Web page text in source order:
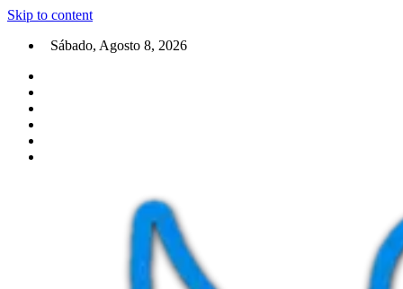
Skip to content
Sábado, Agosto 8, 2026